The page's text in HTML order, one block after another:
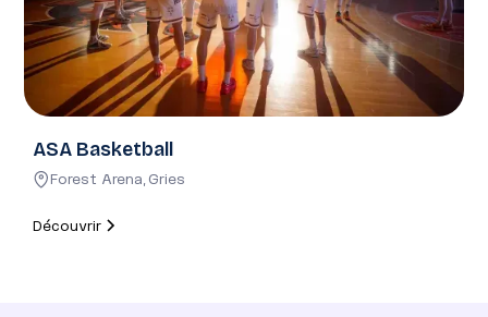
ASA Basketball
Forest Arena,Gries
Découvrir